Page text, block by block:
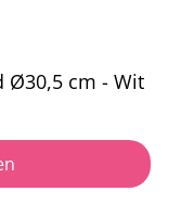
Ø30,5 cm - Wit